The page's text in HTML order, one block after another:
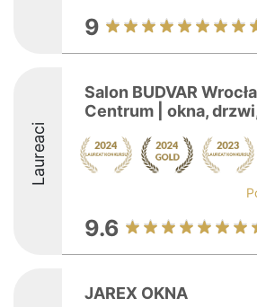
9
Laureaci
Salon BUDVAR
Centrum | okna,
9.6
JAREX OKNA